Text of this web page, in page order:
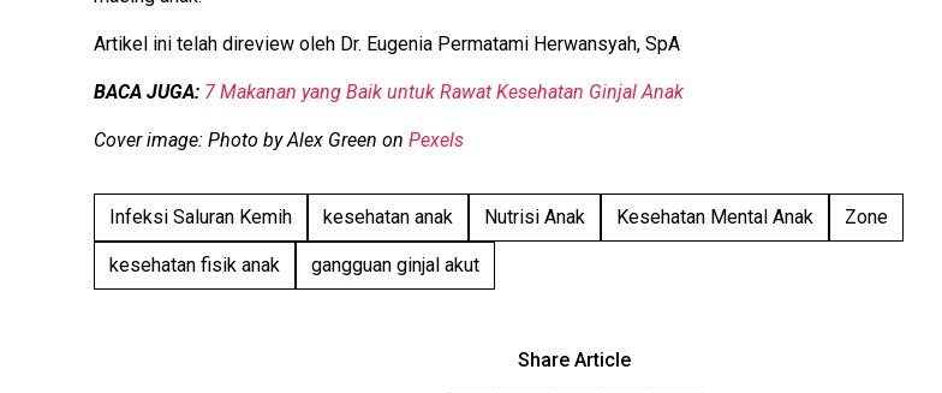
Artikel ini telah direview oleh Dr. Eugenia Permatami Herwansyah, SpA
BACA JUGA: 7 Makanan yang Baik untuk Rawat Kesehatan Ginjal Anak
Cover image: Photo by Alex Green on Pexels
Infeksi Saluran Kemih kesehatan anak Nutrisi Anak Kesehatan Mental Anak Zone
kesehatan fisik anak gangguan ginjal akut
Share Article